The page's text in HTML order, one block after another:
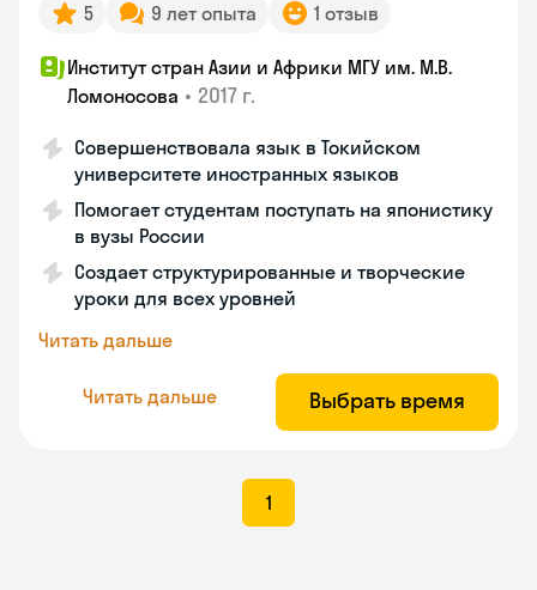
5 9 лет опыта 1 отзыв
Институт стран Азии и Африки МГУ им. М.В.
Ломоносова • 2017 г.
Совершенствовала язык в Токийском
университете иностранных языков
Помогает студентам поступать на японистику
в вузы России
Создает структурированные и творческие
уроки для всех уровней
Читать дальше
Читать дальше Выбрать время
1